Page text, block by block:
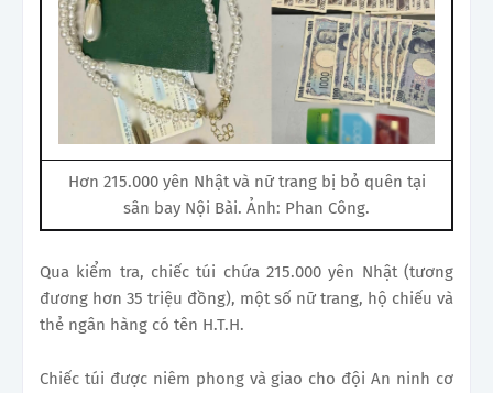
Hơn 215.000 yên Nhật và nữ trang bị bỏ quên tại
sân bay Nội Bài. Ảnh: Phan Công.
Qua kiểm tra, chiếc túi chứa 215.000 yên Nhật (tương
đương hơn 35 triệu đồng), một số nữ trang, hộ chiếu và
thẻ ngân hàng có tên H.T.H.
Chiếc túi được niêm phong và giao cho đội An ninh cơ